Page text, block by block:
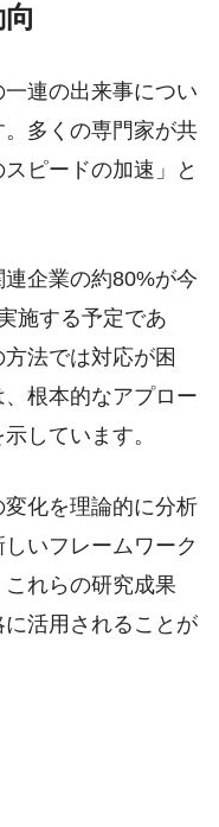
連の出来事につい
多くの専門家が共
ピードの加速」と
企業の約80%が今
施する予定であ
法では対応が困
根本的なアプロー
しています。
化を理論的に分析
いフレームワーク
れらの研究成果
活用されることが